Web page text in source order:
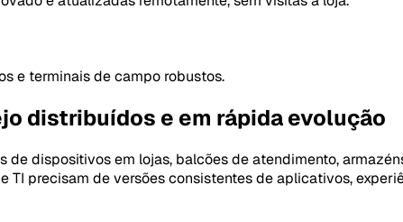
e terminais de campo robustos.
distribuídos e em rápida evolução
dispositivos em lojas, balcões de atendimento,
precisam de versões consistentes de aplicativos,